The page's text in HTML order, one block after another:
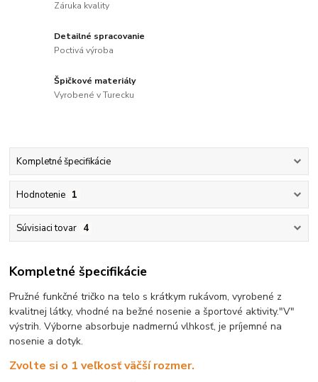
Záruka kvality
Detailné spracovanie
Poctivá výroba
Špičkové materiály
Vyrobené v Turecku
Kompletné špecifikácie
Hodnotenie 1
Súvisiaci tovar 4
Kompletné špecifikácie
Pružné funkčné tričko na telo s krátkym rukávom, vyrobené z
kvalitnej látky, vhodné na bežné nosenie a športové aktivity."V"
výstrih. Výborne absorbuje nadmernú vlhkosť, je príjemné na
nosenie a dotyk.
Zvolte si o 1 veľkosť väčší rozmer.